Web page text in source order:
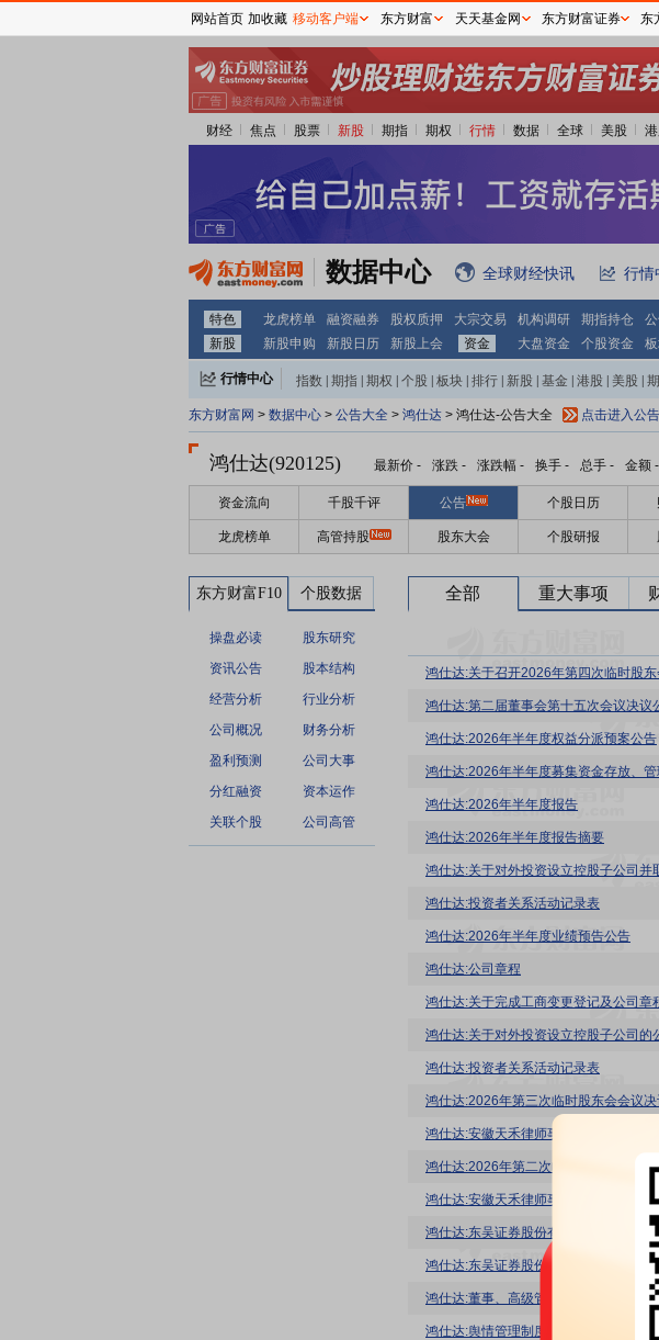
财经 焦点 股票 新股 期指 期权 行情 数据 全球 美股
数据中心 全球财经快讯 行情
特色 龙虎榜单 融资融券 股权质押 大宗交易 机构调研 期指持仓
新股
新股申购 新股日历 新股上会 资金 大盘资金 个股资金
行情中心 指数 期指 期权 个股 板块 排行 新股 基金 港股 美股
东方财富网 > 数据中心 > 公告大全 > 鸿仕达 > 鸿仕达-公告大全 点击进入公
鸿仕达(920125) 最新价 - 涨跌 - 涨跌幅 - 换手 - 总手 - 金额 -
资金流向 千股千评 公告 个股日历
龙虎榜单 高管持股 股东大会 个股研报
东方财富F10 个股数据
操盘必读
股东研究
资讯公告
股本结构
经营分析
行业分析
公司概况
财务分析
盈利预测
公司大事
分红融资
资本运作
关联个股
公司高管
全部 重大事项
鸿仕达:关于召开2026年第四次临时股
鸿仕达:第二届董事会第十五次会议决议
鸿仕达:2026年半年度权益分派预案公告
鸿仕达:2026年半年度募集资金存放、
鸿仕达:2026年半年度报告
鸿仕达:2026年半年度报告摘要
鸿仕达:关于对外投资设立控股子公司并
鸿仕达:投资者关系活动记录表
鸿仕达:2026年半年度业绩预告公告
鸿仕达:公司章程
鸿仕达:关于完成工商变更登记及公司章
鸿仕达:关于对外投资设立控股子公司的
鸿仕达:投资者关系活动记录表
鸿仕达:2026年第三次临时股东会会议
鸿仕达:2026年第二次临时股东会会议
鸿仕达:东吴证券股份有限公司关于昆
鸿仕达:董事、高级管理人员离职管理制
鸿仕达:舆情管理制度
网站首页 加收藏 移动客户端 东方财富 天天基金网 东方财富证券 东